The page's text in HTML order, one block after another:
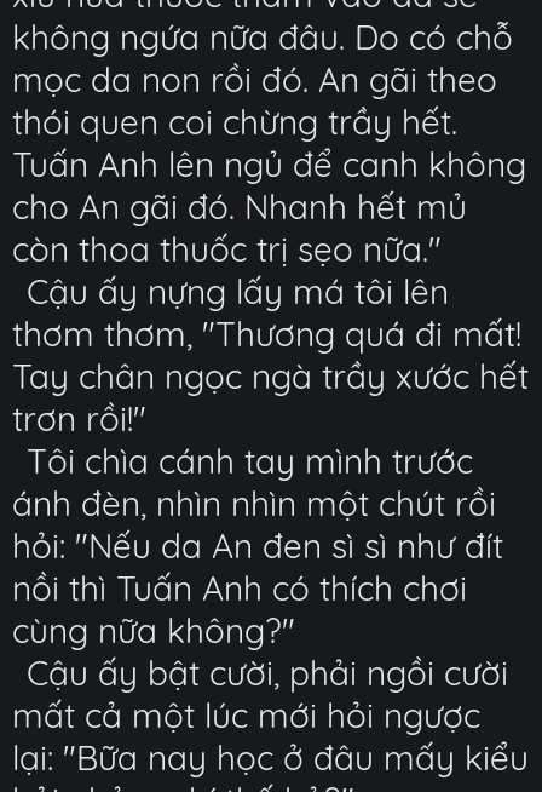
không ngứa nữa đâu. Do có chỗ
mọc da non rồi đó. An gãi theo
thói quen coi chừng trầy hết.
Tuấn Anh lên ngủ để canh không
cho An gãi đó. Nhanh hết mủ
còn thoa thuốc trị sẹo nữa."
Cậu ấy nựng lấy má tôi lên
thơm thơm, "Thương quá đi mất!
Tay chân ngọc ngà trầy xước hết
trơn rồi!"
Tôi chìa cánh tay mình trước
ánh đèn, nhìn nhìn một chút rồi
hỏi: "Nếu da An đen sì sì như đít
nồi thì Tuấn Anh có thích chơi
cùng nữa không?"
Cậu ấy bật cười, phải ngồi cười
mất cả một lúc mới hỏi ngược
lại: "Bữa nay học ở đâu mấy kiểu